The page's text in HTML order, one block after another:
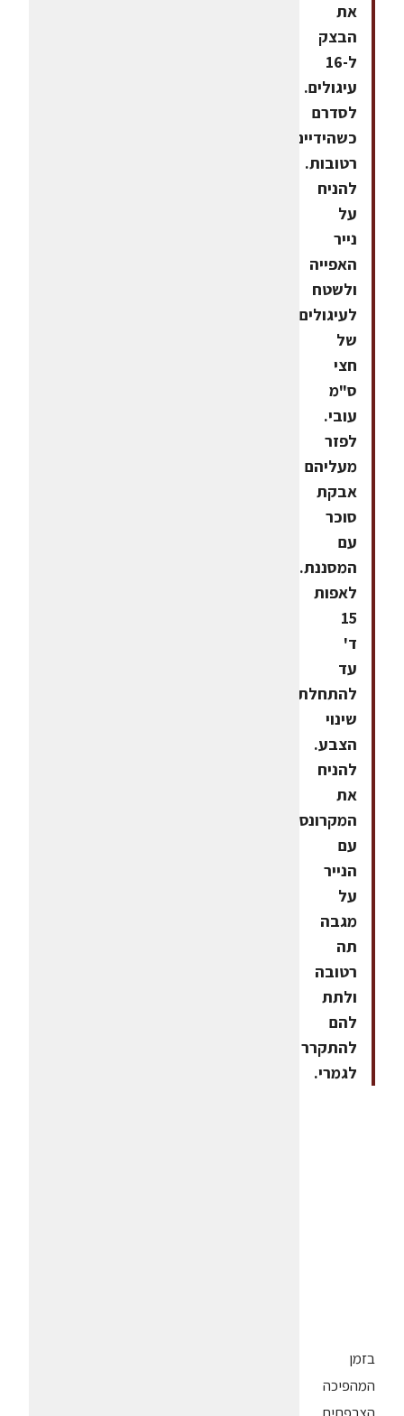
את
הבצק
ל-16
עיגולים.
לסדרם
כשהידיים
רטובות.
להניח
על
נייר
האפייה
ולשטח
לעיגולים
של
חצי
ס"מ
עובי.
לפזר
מעליהם
אבקת
סוכר
עם
המסננת.
לאפות
15
ד'
עד
להתחלת
שינוי
הצבע.
להניח
את
המקרונס
עם
הנייר
על
מגבה
תה
רטובה
ולתת
להם
להתקרר
לגמרי.
בזמן
המהפיכה